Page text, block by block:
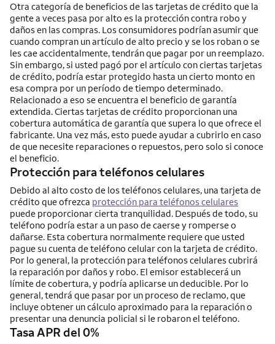
Otra categoría de beneficios de las tarjetas de crédito que la
gente a veces pasa por alto es la protección contra robo y
daños en las compras. Los consumidores podrían asumir que
cuando compran un artículo de alto precio y se los roban o se
les cae accidentalmente, tendrán que pagar por un reemplazo.
Sin embargo, si usted pagó por el artículo con ciertas tarjetas
de crédito, podría estar protegido hasta un cierto monto en
esa compra por un período de tiempo determinado.
Relacionado a eso se encuentra el beneficio de garantía
extendida. Ciertas tarjetas de crédito proporcionan una
cobertura automática de garantía que supera lo que ofrece el
fabricante. Una vez más, esto puede ayudar a cubrirlo en caso
de que necesite reparaciones o repuestos, pero solo si conoce
el beneficio.
Protección para teléfonos celulares
Debido al alto costo de los teléfonos celulares, una tarjeta de
crédito que ofrezca protección para teléfonos celulares
puede proporcionar cierta tranquilidad. Después de todo, su
teléfono podría estar a un paso de caerse y romperse o
dañarse. Esta cobertura normalmente requiere que usted
pague su cuenta de teléfono celular con la tarjeta de crédito.
Por lo general, la protección para teléfonos celulares cubrirá
la reparación por daños y robo. El emisor establecerá un
límite de cobertura, y podría aplicarse un deducible. Por lo
general, tendrá que pasar por un proceso de reclamo, que
incluye obtener un cálculo aproximado para la reparación o
presentar una denuncia policial si le robaron el teléfono.
Tasa APR del 0%